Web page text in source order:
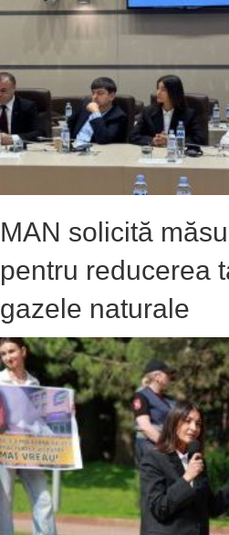
MAN solicită
pentru reducerea
gazele naturale